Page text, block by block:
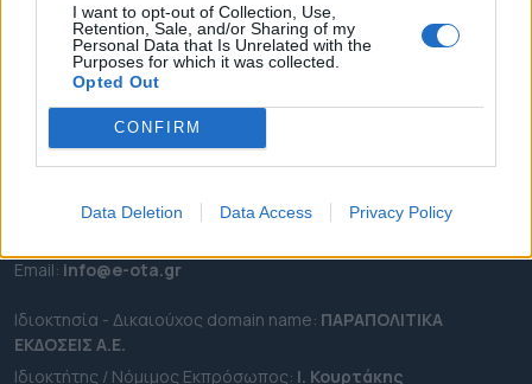
I want to opt-out of Collection, Use,
Retention, Sale, and/or Sharing of my
Personal Data that Is Unrelated with the
Purposes for which it was collected.
Opted Out
CONFIRM
Data Deletion Data Access Privacy Policy
ΣΥΝΕΝΤΕΥΞΕΙΣ
ΑΠΟΨΕΙΣ
ΠΡΟΣΛΗΨΕΙΣ
e-ota.gr | Ταυτότητα
Καλλιθέα Αττικής
Εmail: info@e-ota.gr
Ιδιοκτησία - Δικαιούχος domain name: ΠΑΡΑΠΟΛΙΤΙΚΑ
ΕΚΔΟΣΕΙΣ A.E.
Ιδιοκτήτης / Νόμιμος Εκπρόσωπος: Ι. Κουρτάκης